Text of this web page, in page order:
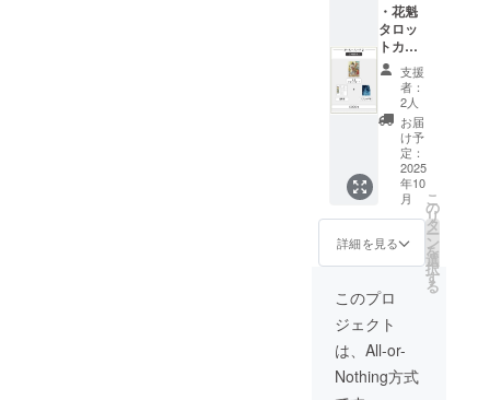
・花魁
タロッ
トカー
ド ・解
説書 ・
スプ
レッド
(70cm×
70cm ※
カラー
ランダ
ム)
支援
者：
2人
お届
け予
定：
2025
年10
月
詳細を見る
こ
の
リ
タ
ー
ン
を
選
択
す
る
このプロ
ジェクト
は、All-or-
Nothing方式